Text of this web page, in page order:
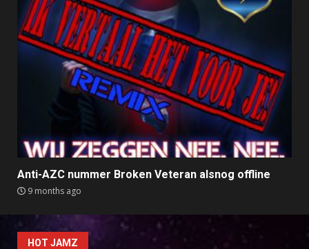
Anti-AZC nummer Broken Veteran alsnog offline
9 months ago
HOT JAMZ